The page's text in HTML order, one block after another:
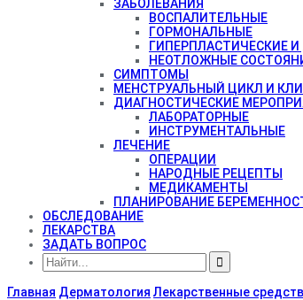
ЗАБОЛЕВАНИЯ
ВОСПАЛИТЕЛЬНЫЕ
ГОРМОНАЛЬНЫЕ
ГИПЕРПЛАСТИЧЕСКИЕ
НЕОТЛОЖНЫЕ
СИМПТОМЫ
МЕНСТРУАЛЬНЫЙ ЦИКЛ И
ДИАГНОСТИЧЕСКИЕ
ЛАБОРАТОРНЫЕ
ИНСТРУМЕНТАЛЬНЫЕ
ЛЕЧЕНИЕ
ОПЕРАЦИИ
НАРОДНЫЕ РЕЦЕПТЫ
МЕДИКАМЕНТЫ
ПЛАНИРОВАНИЕ
ОБСЛЕДОВАНИЕ
ЛЕКАРСТВА
ЗАДАТЬ ВОПРОС
Главная Дерматология Лекарственные